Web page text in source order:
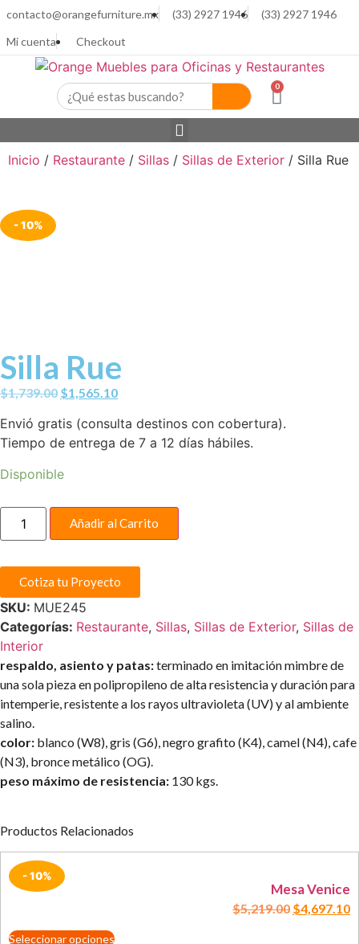
contacto@orangefurniture.mx (33) 2927 1946
(33) 2927 1946
Mi cuenta
Checkout
0
Inicio / Restaurante / Sillas / Sillas de Exterior / Silla Rue
- 10%
Silla Rue
$1,739.00 $1,565.10
Envió gratis (consulta destinos con cobertura).
Tiempo de entrega de 7 a 12 días hábiles.
Disponible
Añadir al Carrito
Cotiza tu Proyecto
SKU: MUE245
Categorías: Restaurante, Sillas, Sillas de Exterior, Sillas de
Interior
respaldo, asiento y patas:terminado en imitación mimbre de
una sola pieza en polipropileno de alta resistencia y duración para
intemperie, resistente a los rayos ultravioleta (UV) y al ambiente
salino.
color: blanco (W8), gris (G6), negro grafito (K4), camel (N4), cafe
(N3), bronce metálico (OG).
peso máximo de resistencia: 130 kgs.
Productos Relacionados
- 10%
Mesa Venice
$5,219.00 $4,697.10
Seleccionar opciones